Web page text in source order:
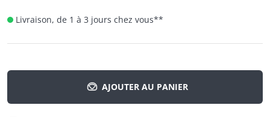
Livraison, de 1 à 3 jours chez vous**
AJOUTER AU PANIER